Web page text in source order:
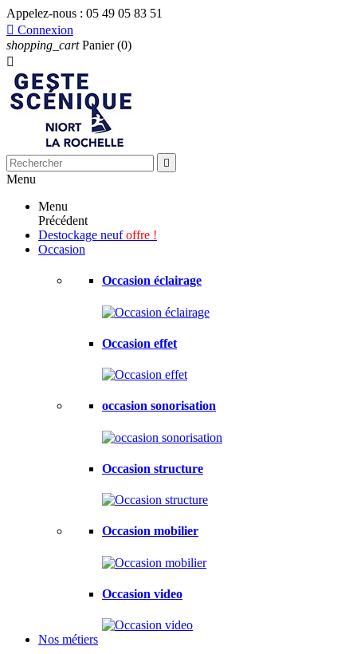
Appelez-nous : 05 49 05 83 51
 Connexion
shopping_cart Panier (0)


Menu
Menu
Précédent
Destockage neufoffre !
Occasion
Occasion éclairage
Occasion effet
occasion sonorisation
Occasion structure
Occasion mobilier
Occasion video
Nos métiers